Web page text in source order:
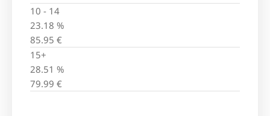
10 - 14
23.18 %
85.95 €
15+
28.51 %
79.99 €